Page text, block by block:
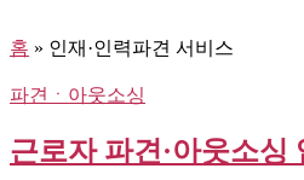
홈 » 인재·인력파견 서비스
파견ㆍ아웃소싱
근로자 파견·아웃소싱